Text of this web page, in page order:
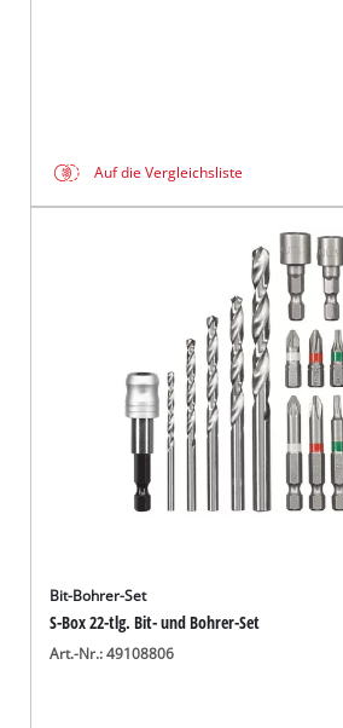
Auf die Vergleichsliste
Bit-Bohrer-Set
S-Box 22-tlg. Bit- und Bohrer-Set
Art.-Nr.: 49108806